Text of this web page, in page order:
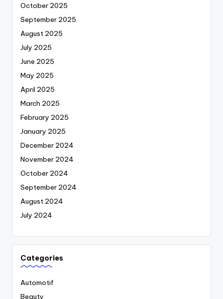
October 2025
September 2025
August 2025
July 2025
June 2025
May 2025
April 2025
March 2025
February 2025
January 2025
December 2024
November 2024
October 2024
September 2024
August 2024
July 2024
Categories
Automotif
Beauty